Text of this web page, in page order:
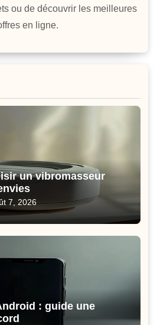
ou de découvrir les meilleures
en ligne.
un vibromasseur
7, 2026
: guide une